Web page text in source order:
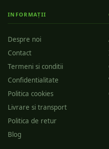
INFORMAȚII
Despre noi
Contact
Termeni si conditii
Confidentialitate
Politica cookies
Livrare si transport
Politica de retur
Blog